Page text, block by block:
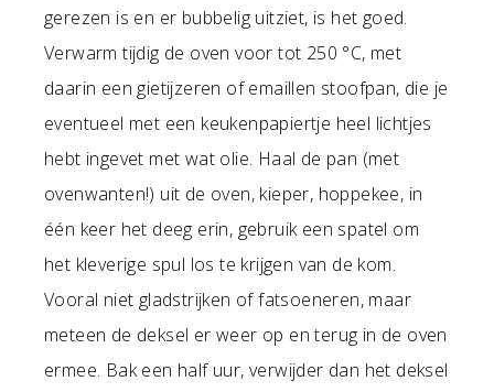
gerezen is en er bubbelig uitziet, is het goed.
Verwarm tijdig de oven voor tot 250 °C, met
daarin een gietijzeren of emaillen stoofpan, die je
eventueel met een keukenpapiertje heel lichtjes
hebt ingevet met wat olie. Haal de pan (met
ovenwanten!) uit de oven, kieper, hoppekee, in
één keer het deeg erin, gebruik een spatel om
het kleverige spul los te krijgen van de kom.
Vooral niet gladstrijken of fatsoeneren, maar
meteen de deksel er weer op en terug in de oven
ermee. Bak een half uur, verwijder dan het deksel